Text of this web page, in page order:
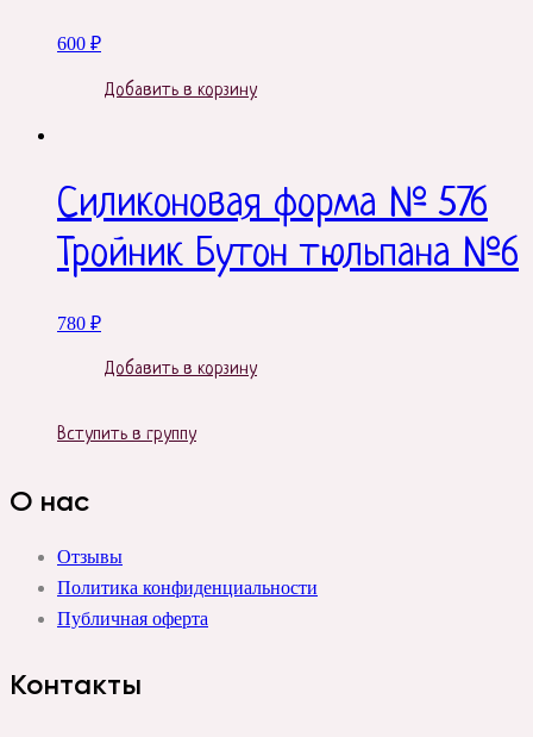
600 ₽
Добавить в корзину
Силиконовая форма № 576
Тройник Бутон тюльпана №6
780 ₽
Добавить в корзину
Вступить в группу
О нас
Отзывы
Политика конфиденциальности
Публичная оферта
Контакты